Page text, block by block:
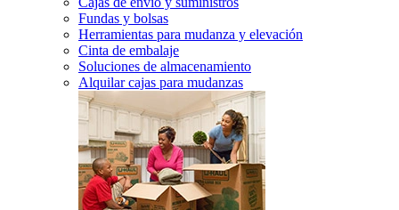
Fundas y bolsas
Herramientas para mudanza y elevación
Cinta de embalaje
Soluciones de almacenamiento
Alquilar cajas para mudanzas